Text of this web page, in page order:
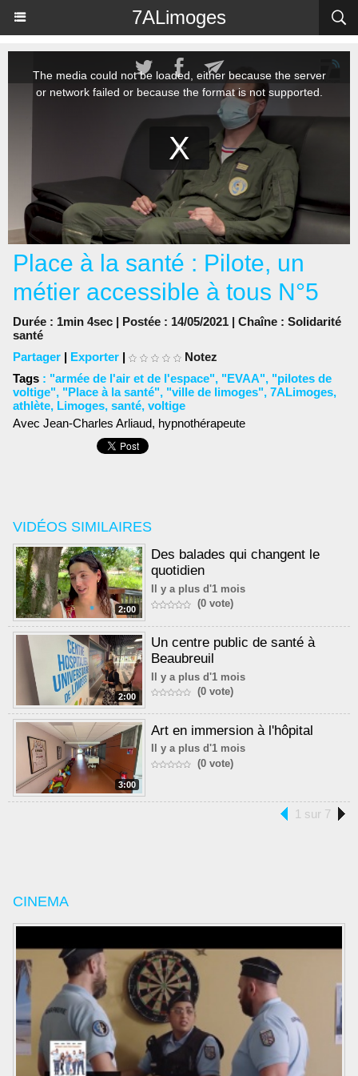
7ALimoges
VIDÉOS SIMILAIRES
2:00
Des balades qui changent le
quotidien
Il y a plus d'1 mois
(0 vote)
2:00
Un centre public de santé à
Beaubreuil
Il y a plus d'1 mois
(0 vote)
3:00
Art en immersion à l'hôpital
Il y a plus d'1 mois
(0 vote)
1 sur 7
CINEMA
Place à la santé : Pilote, un
métier accessible à tous N°5
Durée : 1min 4sec | Postée : 14/05/2021 | Chaîne : Solidarité
santé
Partager | Exporter |
Notez
Tags : "armée de l'air et de l'espace", "EVAA", "pilotes de
voltige", "Place à la santé", "ville de limoges", 7ALimoges,
athlète, Limoges, santé, voltige
Avec Jean-Charles Arliaud, hypnothérapeute